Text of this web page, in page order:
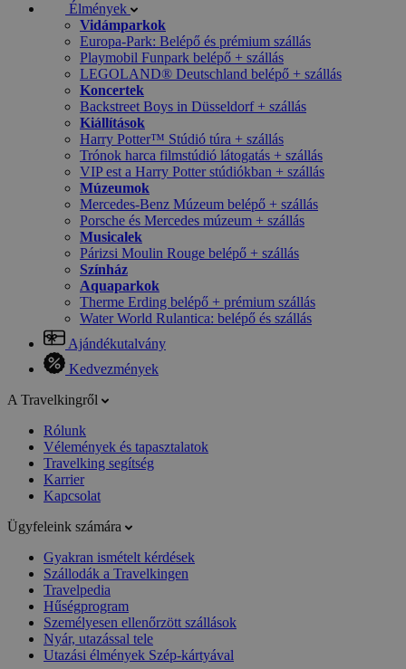
Élmények
Vidámparkok
Europa-Park: Belépő és prémium szállás
Playmobil Funpark belépő + szállás
LEGOLAND® Deutschland belépő + szállás
Koncertek
Backstreet Boys in Düsseldorf + szállás
Kiállítások
Harry Potter™ Stúdió túra + szállás
Trónok harca filmstúdió látogatás + szállás
VIP est a Harry Potter stúdiókban + szállás
Múzeumok
Mercedes-Benz Múzeum belépő + szállás
Porsche és Mercedes múzeum + szállás
Musicalek
Párizsi Moulin Rouge belépő + szállás
Színház
Aquaparkok
Therme Erding belépő + prémium szállás
Water World Rulantica: belépő és szállás
Ajándékutalvány
Kedvezmények
A Travelkingről
Rólunk
Vélemények és tapasztalatok
Travelking segítség
Karrier
Kapcsolat
Ügyfeleink számára
Gyakran ismételt kérdések
Szállodák a Travelkingen
Travelpedia
Hűségprogram
Személyesen ellenőrzött szállások
Nyár, utazással tele
Utazási élmények Szép-kártyával